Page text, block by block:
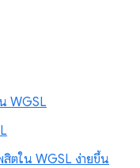
WGSL
สิตใน WGSL ง่ายขึ้น